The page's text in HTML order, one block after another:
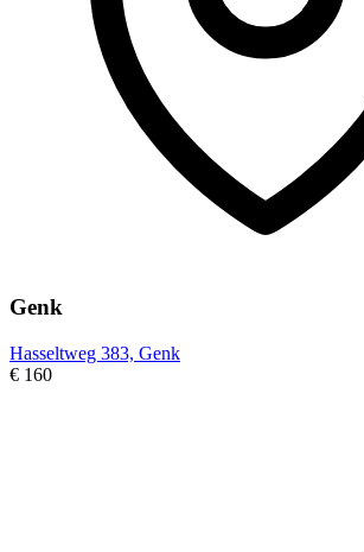
Genk
Hasseltweg 383, Genk
€ 160